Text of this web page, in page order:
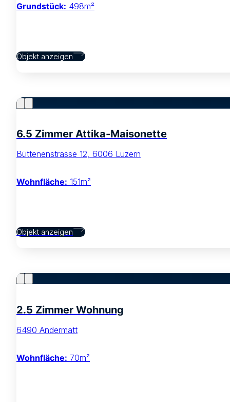
Grundstück: 498m²
Objekt anzeigen
6.5 Zimmer Attika-Maisonette
Büttenenstrasse 12, 6006 Luzern
Wohnfläche: 151m²
Objekt anzeigen
2.5 Zimmer Wohnung
6490 Andermatt
Wohnfläche: 70m²